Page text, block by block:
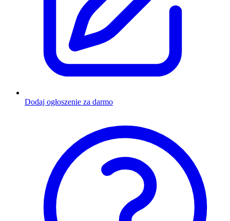
Dodaj ogłoszenie za darmo